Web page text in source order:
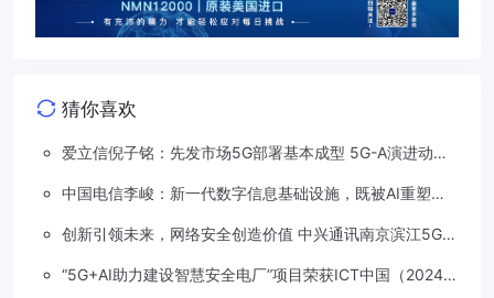
猜你喜欢
爱立信倪子铭：先发市场5G部署基本成型 5G-A演进动能
中国电信李峻：新一代数字信息基础设施，既被AI重塑，
创新引领未来，网络安全创造价值 中兴通讯南京滨江5G工
“5G+AI助力建设智慧安全电厂”项目荣获ICT中国（2024）